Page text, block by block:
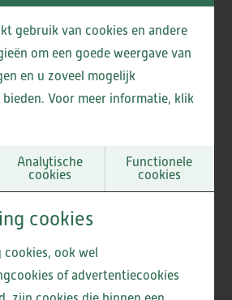
gebruik van cookies en andere
om een goede weergave van
en u zoveel mogelijk
Voor meer informatie, klik
Analytische
cookies
Functionele
cookies
cookies
cookies, ook wel
of advertentiecookies
valpreventie
demonstratie
demonstratie en les
workshop
leeftijden en niveaus